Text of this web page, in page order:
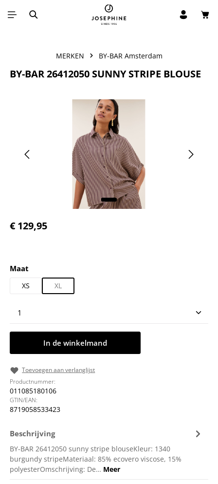
Ga naar de hoofdinhoud
MERKEN BY-BAR Amsterdam
BY-BAR 26412050 SUNNY STRIPE BLOUSE
Afbeeldingengalerij overslaan
Normale prijs:
€ 129,95
Selecteer
Maat
XS XL
Producthoeveelheid: Voer de gewenste
In de winkelmand
Toevoegen aan verlanglijst
Productnummer:
011085180106
GTIN/EAN:
8719058533423
Beschrijving
BY-BAR 26412050 sunny stripe blouseKleur: 1340
burgundy stripeMateriaal: 85% ecovero viscose, 15%
polyesterOmschrijving: De… Meer